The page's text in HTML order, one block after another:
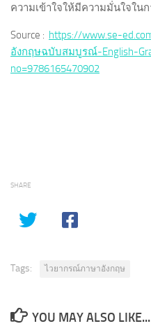
ความเข้าใจให้มีความมั่นใจใน
Source : https://www.se-
อังกฤษฉบับสมบูรณ์-English-
no=9786165470902
SHARE
Tags: ไวยากรณ์ภาษาอังกฤษ
YOU MAY ALSO LIKE...